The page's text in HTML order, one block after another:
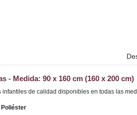
- Medida: 90 x 160 cm (160 x 200 cm)
de calidad disponibles en todas las
Poliéster